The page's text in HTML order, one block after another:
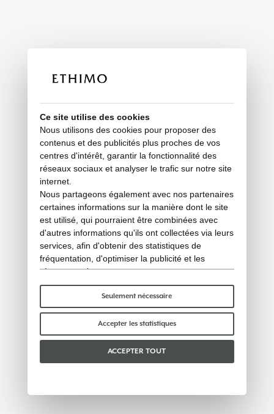
Ce site utilise des cookies
Nous utilisons des cookies pour proposer des
contenus et des publicités plus proches de vos
centres d'intérêt, garantir la fonctionnalité des
réseaux sociaux et analyser le trafic sur notre site
internet.
Nous partageons également avec nos partenaires
certaines informations sur la manière dont le site
est utilisé, qui pourraient être combinées avec
d'autres informations qu'ils ont collectées via leurs
services, afin d'obtenir des statistiques de
fréquentation, d'optimiser la publicité et les
réseaux sociaux.
Certains cookies « techniques » sont
indispensables au bon fonctionnement du site et
ne traitent ni ne partagent aucune donnée
personnelle avec des tiers. Pour en savoir plus,
vous pouvez consulter notrepolitique en matière
Veuillez choisir les cookies que vous acceptez :
Seulement nécessaire
Accepter les statistiques
ACCEPTER TOUT